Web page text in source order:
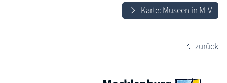
Karte: Museen in M-V
zurück